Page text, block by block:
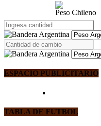
Peso Chileno
ESPACIO PUBLICITARIO
TABLA DE FUTBOL